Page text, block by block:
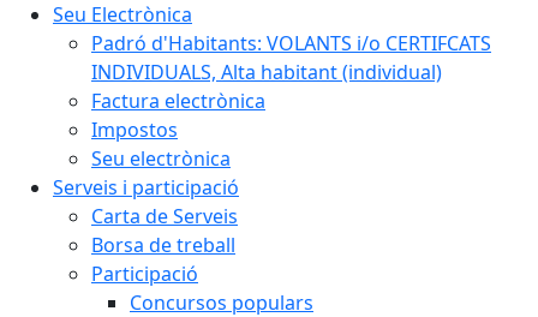
Seu Electrònica
Padró d'Habitants: VOLANTS i/o CERTIFCATS
INDIVIDUALS, Alta habitant (individual)
Factura electrònica
Impostos
Seu electrònica
Serveis i participació
Carta de Serveis
Borsa de treball
Participació
Concursos populars